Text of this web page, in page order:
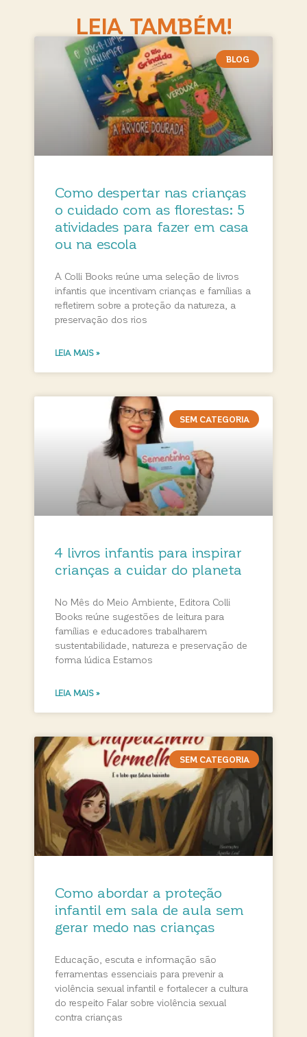
LEIA TAMBÉM!
BLOG
Como despertar nas crianças
o cuidado com as florestas: 5
atividades para fazer em casa
ou na escola
A Colli Books reúne uma seleção de livros
infantis que incentivam crianças e famílias a
refletirem sobre a proteção da natureza, a
preservação dos rios
LEIA MAIS »
SEM CATEGORIA
4 livros infantis para inspirar
crianças a cuidar do planeta
No Mês do Meio Ambiente, Editora Colli
Books reúne sugestões de leitura para
famílias e educadores trabalharem
sustentabilidade, natureza e preservação de
forma lúdica Estamos
LEIA MAIS »
SEM CATEGORIA
Como abordar a proteção
infantil em sala de aula sem
gerar medo nas crianças
Educação, escuta e informação são
ferramentas essenciais para prevenir a
violência sexual infantil e fortalecer a cultura
do respeito Falar sobre violência sexual
contra crianças